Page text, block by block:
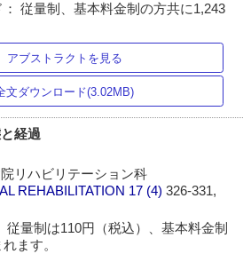
従量制、基本料金制の方共に1,243
アブストラクトを見る
文ダウンロード(3.02MB)
経過
リハビリテーション科
REHABILITATION 17 (4)326-331,
従量制は110円（税込）、基本料金制
ます。